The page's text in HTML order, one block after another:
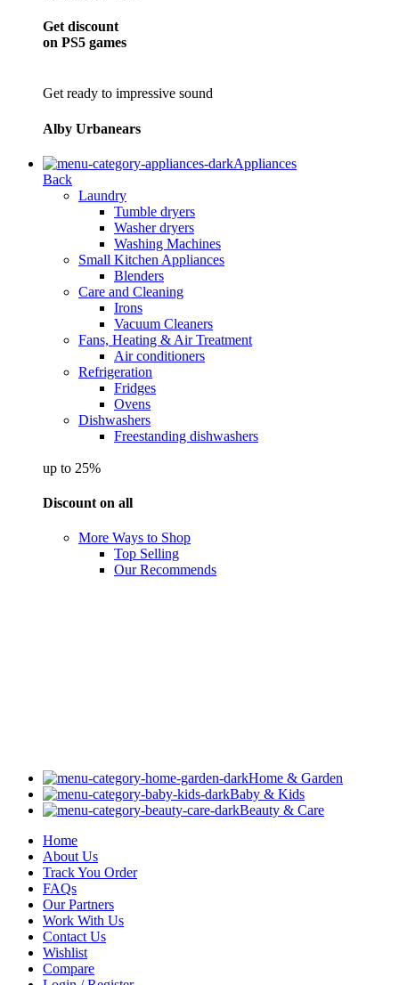
Get discount
on PS5 games
Get ready to impressive sound
Alby Urbanears
Appliances
Back
Laundry
Tumble dryers
Washer dryers
Washing Machines
Small Kitchen Appliances
Blenders
Care and Cleaning
Irons
Vacuum Cleaners
Fans, Heating & Air Treatment
Air conditioners
Refrigeration
Fridges
Ovens
Dishwashers
Freestanding dishwashers
up to 25%
Discount on all
More Ways to Shop
Top Selling
Our Recommends
Home & Garden
Baby & Kids
Beauty & Care
Home
About Us
Track You Order
FAQs
Our Partners
Work With Us
Contact Us
Wishlist
Compare